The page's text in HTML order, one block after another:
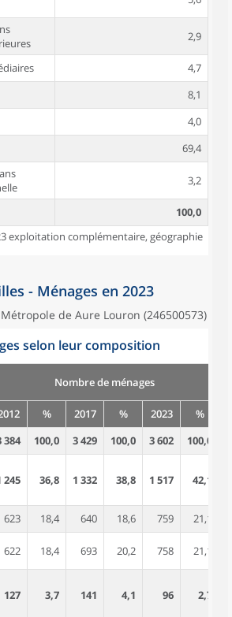
2,9
4,7
8,1
4,0
69,4
3,2
100,0
exploitation complémentaire, géographie
- Ménages en 2023
de Aure Louron (246500573)
selon leur composition
Nombre de ménages
% 2017 % 2023 %
384 100,0 3 429 100,0 3 602 100,0
245 36,8 1 332 38,8 1 517 42,1
623 18,4 640 18,6 759
21,1
622 18,4 693 20,2 758 21,1
127 3,7 141 4,1 96 2,7